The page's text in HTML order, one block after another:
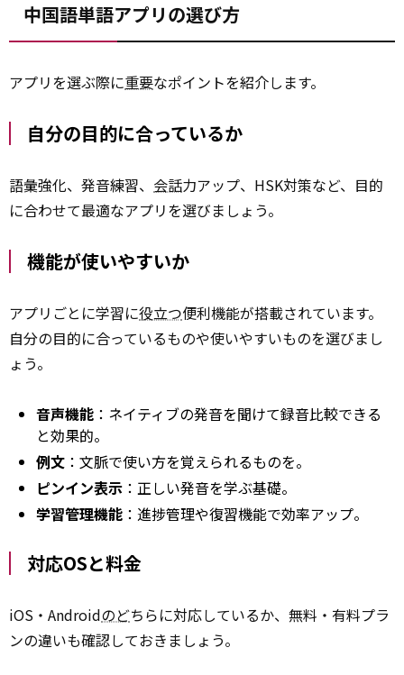
中国語単語アプリの選び方
アプリを選ぶ際に重要なポイントを紹介します。
自分の目的に合っているか
語彙強化、発音練習、 会話力アップ、HSK対策など、目的
に合わせて最適なアプリを選びましょう。
機能が使いやすいか
アプリごとに学習に役立つ便利機能が搭載されています。
自分の目的に合っているものや使いやすいものを選びまし
ょう。
音声機能 ：ネイティブの発音を聞けて録音比較できる
と効果的。
例文 ：文脈で使い方を覚えられるものを。
ピンイン表示 ：正しい発音を学ぶ基礎。
学習管理機能 ：進捗管理や復習機能で効率アップ。
対応OSと料金
iOS・Androidのどちらに対応しているか、無料・有料プラ
ンの違いも確認しておきましょう。